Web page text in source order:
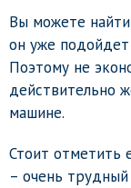
Вы можете
он уже подойдет
Поэтому не
действительно
машине.
Стоит отметить
– очень